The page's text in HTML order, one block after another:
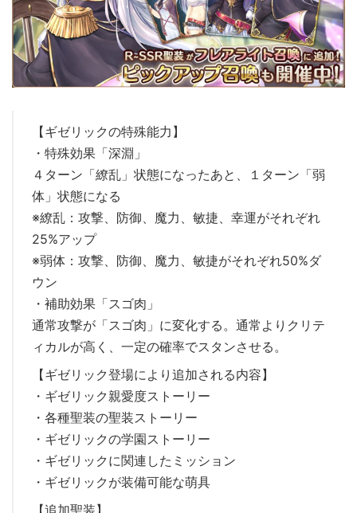
【ギゼリックの特殊能力】
・特殊効果「深淵」
４ターン「繚乱」状態になったあと、１ターン「弱
体」状態になる
※繚乱：攻撃、防御、魔力、敏捷、幸運がそれぞれ
25%アップ
※弱体：攻撃、防御、魔力、敏捷がそれぞれ50%ダ
ウン
・補助効果「スゴ肉」
通常攻撃が「スゴ肉」に変化する。通常よりクリテ
ィカルが高く、一定の確率でスタンさせる。
【ギゼリック登場により追加される内容】
・ギゼリック親愛度ストーリー
・各種聖装の聖装ストーリー
・ギゼリックの学園ストーリー
・ギゼリックに関連したミッション
・ギゼリックが装備可能な萌具
【追加聖装】